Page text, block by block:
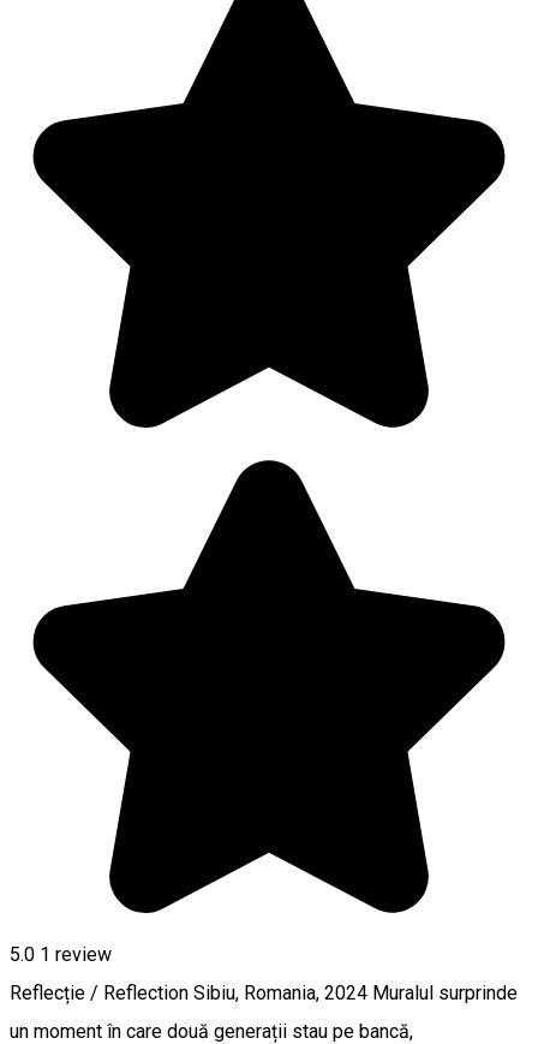
5.0 1 review
Reflecție / Reflection Sibiu, Romania, 2024 Muralul surprinde
un moment în care două generații stau pe bancă,